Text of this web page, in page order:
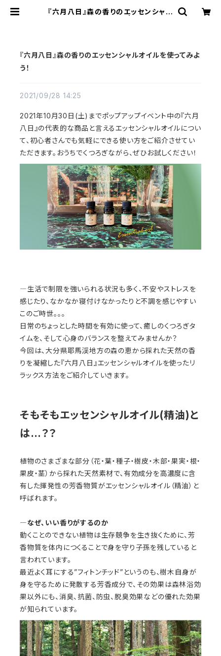
『六月八日』森の香りのエッセンシャル
『六月八日』森の香りのエッセンシャルオイルを使ってみよ
う！
2021/09/28 14:25
2021年10月30日(土)までポップアップイベント中の『六月
八日』の代表的な商品と言えるエッセンシャルオイルについ
て、初心者さんでも気軽にできる使い方をご紹介させてい
ただきます。おうちでくつろぎながら、ぜひお試しください！
―生活で制限を強いられる状況も多く、不安やストレスを
感じたり、なかなか寝付けなかったりと不調を感じやすい
このご時世。。。
日常のちょっとした時間を有効に使って、癒しのくつろぎタ
イムを、そして心身のバランスを整えてみませんか？
今回は、大分県耶馬渓地方の森の恵から採れた天然の香
りを凝縮した『六月八日』エッセンシャルオイルを使ったリ
ラックス方法をご紹介していきます。
そもそもエッセンシャルオイル(精油)と
は…？？
植物のさまざまな部分（花・葉・種子・樹皮・木部・果実・根・
果皮・茎）から採れた天然素材で、有効成分を高濃度に含
有した揮発性の芳香物質がエッセンシャルオイル（精油）と
呼ばれます。
―なぜ、いい香りがするのか
動くことのできない植物は生存競争を生き抜くために、芳
香物質を体内につくることで身を守り子孫を残していると
言われています。
最近よく耳にする”フィトンチッド”というのも、樹木自身が
身を守るために発散する芳香成分で、その効果は森林浴効
果以外にも、消臭、抗菌、防虫、脱臭効果などの優れた効果
が知られています。